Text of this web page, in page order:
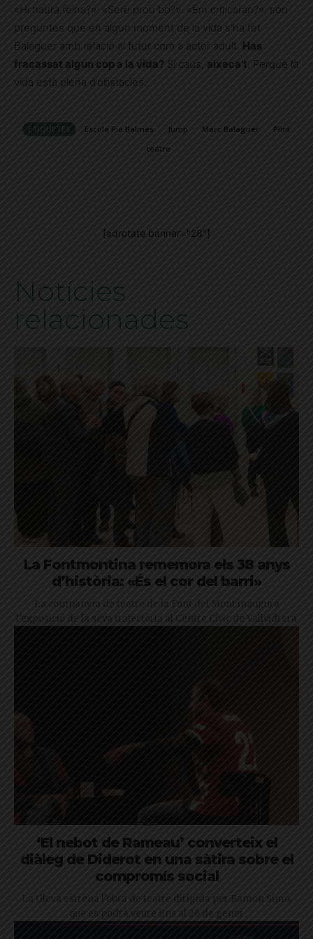
«Hi haurà feina?». «Seré prou bo?». «Em criticaran?», són
preguntes que en algun moment de la vida s’ha fet
Balaguer amb relació al futur com a actor adult.
Has
fracassat algun cop a la vida? Si caus, aixeca’t . Perquè la
vida està plena d’obstacles.
ETIQUETES Escola Pia Balmes Jump Marc Balaguer
Plint
teatre
[adrotate banner="28"]
Notícies
relacionades
La Fontmontina rememora els 38 anys
d’història: «És el cor del barri»
La companyia de teatre de la Font del Mont inaugura
l’exposició de la seva trajectòria al Centre Cívic de Vallvidrera
‘El nebot de Rameau’ converteix el
diàleg de Diderot en una sàtira sobre el
compromís social
La Gleva estrena l’obra de teatre dirigida per Ramon Simó,
que es podrà veure fins al 26 de gener